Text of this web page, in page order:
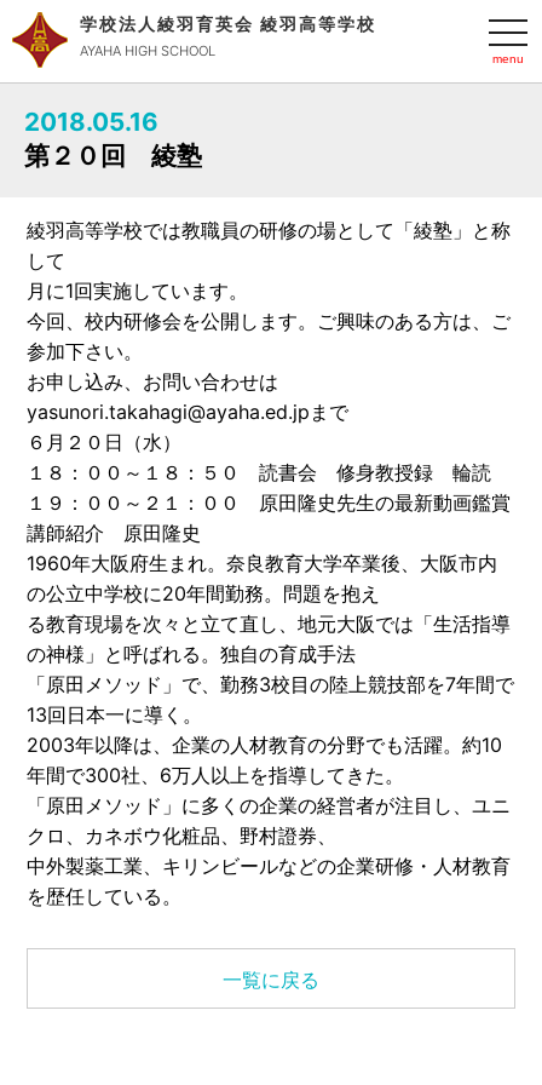
t
o
g
g
a
学校法人綾羽育英会 綾羽高等学校
AYAHA HIGH SCHOOL
2018.05.16
第２０回 綾塾
綾羽高等学校では教職員の研修の場として「綾塾」と称
して
月に1回実施しています。
今回、校内研修会を公開します。ご興味のある方は、ご
参加下さい。
お申し込み、お問い合わせは
yasunori.takahagi@ayaha.ed.jpまで
６月２０日（水）
１８：００～１８：５０ 読書会 修身教授録 輪読
１９：００～２１：００ 原田隆史先生の最新動画鑑賞
講師紹介 原田隆史
1960年大阪府生まれ。奈良教育大学卒業後、大阪市内
の公立中学校に20年間勤務。問題を抱え
る教育現場を次々と立て直し、地元大阪では「生活指導
の神様」と呼ばれる。独自の育成手法
「原田メソッド」で、勤務3校目の陸上競技部を7年間で
13回日本一に導く。
2003年以降は、企業の人材教育の分野でも活躍。約10
年間で300社、6万人以上を指導してきた。
「原田メソッド」に多くの企業の経営者が注目し、ユニ
クロ、カネボウ化粧品、野村證券、
中外製薬工業、キリンビールなどの企業研修・人材教育
を歴任している。
一覧に戻る